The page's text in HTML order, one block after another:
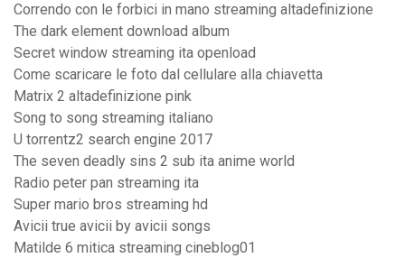
Correndo con le forbici in mano streaming altadefinizione
The dark element download album
Secret window streaming ita openload
Come scaricare le foto dal cellulare alla chiavetta
Matrix 2 altadefinizione pink
Song to song streaming italiano
U torrentz2 search engine 2017
The seven deadly sins 2 sub ita anime world
Radio peter pan streaming ita
Super mario bros streaming hd
Avicii true avicii by avicii songs
Matilde 6 mitica streaming cineblog01